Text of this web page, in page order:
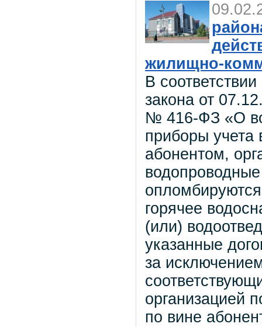
жилищно-
В
закона от
№ 416-ФЗ «О
приборы
абонентом,
горячее
(или)
указанные
за
организацией
по вине